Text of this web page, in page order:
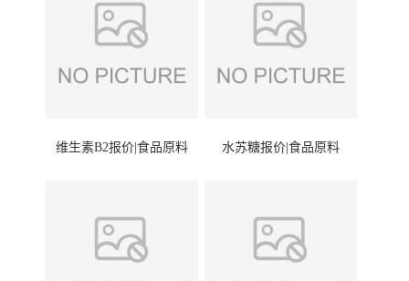
维生素B2报价|食品原料 水苏糖报价|食品原料